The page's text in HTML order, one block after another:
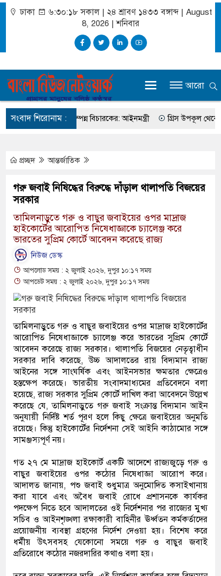
ঢাকা ৬:৩০:১৮ সকাল | ২৪ শ্রাবণ ১৪৩৩ বঙ্গাব্দ | August
8, 2026 |শনিবার
আরো
সংবাদ শিরোনাম :
মূল্যবোধসম্পন্ন বিচারকের: আইনমন্ত্রী গ্রিস উপকূল থেকে দুই
প্রচ্ছদ আন্তর্জাতিক
গরু জবাই নিষিদ্ধের বিরুদ্ধে দাঁড়াল থালাপতি বিজয়ের
সরকার
তামিলনাড়ুতে গরু ও বাছুর জবাইয়ের ওপর মাদ্রাজ
হাইকোর্টের আরোপিত নিষেধাজ্ঞাকে চ্যালেঞ্জ করে
ভারতের সুপ্রিম কোর্টে আবেদন করেছে রাজ্য
নিউজ ডেস্ক
আপলোড সময় : ২ জুলাই ২০২৬, দুপুর ১০:১৭ সময়
আপডেট সময় : ২ জুলাই ২০২৬, দুপুর ১০:১৭ সময়
তামিলনাড়ুতে গরু ও বাছুর জবাইয়ের ওপর মাদ্রাজ হাইকোর্টের
আরোপিত নিষেধাজ্ঞাকে চ্যালেঞ্জ করে ভারতের সুপ্রিম কোর্টে
আবেদন করেছে রাজ্য সরকার। থালাপতি বিজয়ের নেতৃত্বাধীন
সরকার দাবি করেছে, উচ্চ আদালতের রায় বিদ্যমান রাজ্য
আইনের সঙ্গে সাংঘর্ষিক এবং আইনসভার ক্ষমতার ক্ষেত্রেও
হস্তক্ষেপ করেছে। ভারতীয় সংবাদমাধ্যমের প্রতিবেদনে বলা
হয়েছে, রাজ্য সরকার সুপ্রিম কোর্টে দাখিল করা আবেদনে উল্লেখ
করেছে যে, তামিলনাড়ুতে গরু জবাই সংক্রান্ত বিদ্যমান আইন
অনুযায়ী নির্দিষ্ট শর্ত পূরণ হলে কিছু ক্ষেত্রে জবাইয়ের অনুমতি
রয়েছে। কিন্তু হাইকোর্টের নির্দেশনা সেই আইনি কাঠামোর সঙ্গে
সামঞ্জস্যপূর্ণ নয়।
গত ২৭ মে মাদ্রাজ হাইকোর্ট একটি আদেশে রাজ্যজুড়ে গরু ও
বাছুর জবাইয়ের ওপর কঠোর নিষেধাজ্ঞা আরোপ করে।
আদালত জানায়, পশু জবাই শুধুমাত্র অনুমোদিত কসাইখানায়
করা যাবে এবং অবৈধ জবাই রোধে প্রশাসনকে কার্যকর
পদক্ষেপ নিতে হবে আদালতের ওই নির্দেশনার পর রাজ্যের মুখ্য
সচিব ও আইনশৃঙ্খলা রক্ষাকারী বাহিনীর ঊর্ধ্বতন কর্মকর্তাদের
প্রয়োজনীয় ব্যবস্থা গ্রহণের নির্দেশ দেওয়া হয়। বিশেষ করে
ধর্মীয় উৎসবসহ যেকোনো সময়ে গরু ও বাছুর জবাই
প্রতিরোধে কঠোর নজরদারির কথাও বলা হয়।